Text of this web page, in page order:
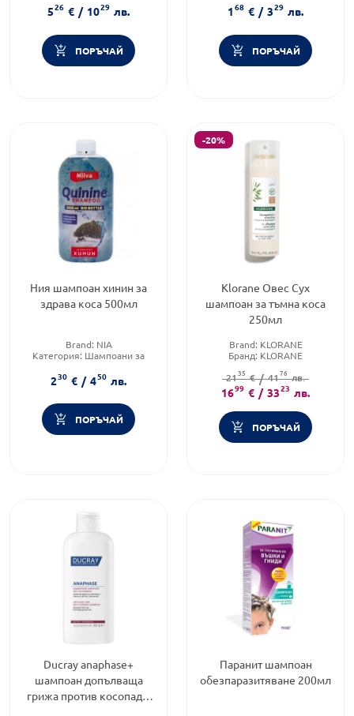
Тип козметика:Масова
козметика
526 € / 1029 лв.
ПОРЪЧАЙ
коса
168 € / 329 лв.
ПОРЪЧАЙ
Ния шампоан хинин за
здрава коса 500мл
Brand: NIA
Категория: Шампоани за
Тип коса: Косопад
230 € / 450 лв.
ПОРЪЧАЙ
-20%
Klorane Овес Сух
шампоан за тъмна коса
250мл
Brand: KLORANE
Бранд: KLORANE
коса
2135 € / 4176 лв.
1699 € / 3323 лв.
ПОРЪЧАЙ
Ducray anaphase+
шампоан допълваща
грижа против косопад и
Паранит шампоан
обезпаразитяване 200мл